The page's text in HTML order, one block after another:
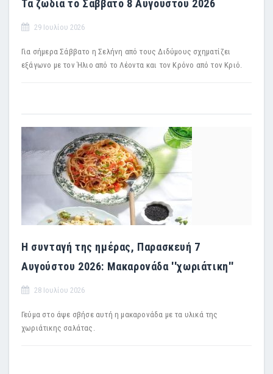
Τα ζώδια το Σάββατο 8 Αυγούστου 2026
29 Ιουλίου 2026
Για σήμερα Σάββατο η Σελήνη από τους Διδύμους σχηματίζει
εξάγωνο με τον Ήλιο από το Λέοντα και τον Κρόνο από τον Κριό.
Η συνταγή της ημέρας, Παρασκευή 7
Αυγούστου 2026: Μακαρονάδα ''χωριάτικη''
28 Ιουλίου 2026
Γεύμα στο άψε σβήσε αυτή η μακαρονάδα με τα υλικά της
χωριάτικης σαλάτας.